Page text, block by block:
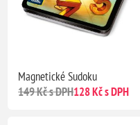
Magnetické Sudoku
149 Kč s DPH128 Kč s DPH